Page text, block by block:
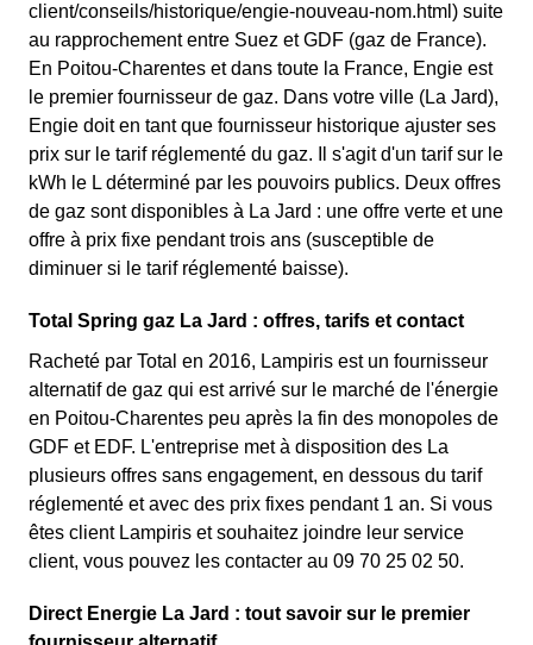
client/conseils/historique/engie-nouveau-nom.html) suite
au rapprochement entre Suez et GDF (gaz de France).
En Poitou-Charentes et dans toute la France, Engie est
le premier fournisseur de gaz. Dans votre ville (La Jard),
Engie doit en tant que fournisseur historique ajuster ses
prix sur le tarif réglementé du gaz. Il s'agit d'un tarif sur le
kWh le L déterminé par les pouvoirs publics. Deux offres
de gaz sont disponibles à La Jard : une offre verte et une
offre à prix fixe pendant trois ans (susceptible de
diminuer si le tarif réglementé baisse).
Total Spring gaz La Jard : offres, tarifs et contact
Racheté par Total en 2016, Lampiris est un fournisseur
alternatif de gaz qui est arrivé sur le marché de l'énergie
en Poitou-Charentes peu après la fin des monopoles de
GDF et EDF. L'entreprise met à disposition des La
plusieurs offres sans engagement, en dessous du tarif
réglementé et avec des prix fixes pendant 1 an. Si vous
êtes client Lampiris et souhaitez joindre leur service
client, vous pouvez les contacter au 09 70 25 02 50.
Direct Energie La Jard : tout savoir sur le premier